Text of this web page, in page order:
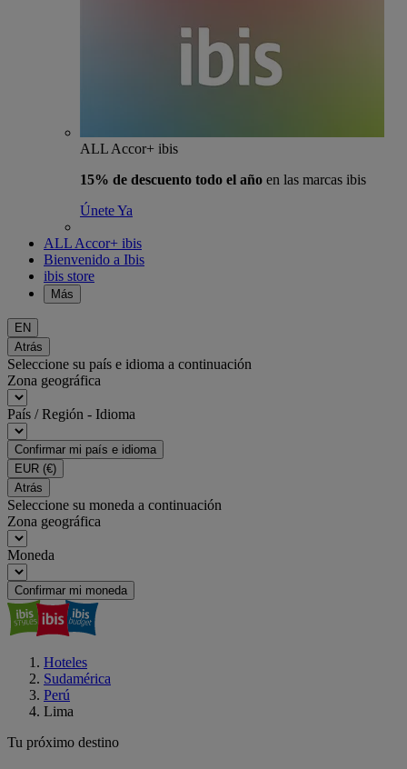
ALL Accor+ ibis
15% de descuento todo el año en las marcas ibis
Únete Ya
ALL Accor+ ibis
Bienvenido a Ibis
ibis store
Más
EN
Atrás
Seleccione su país e idioma a continuación
Zona geográfica
País / Región - Idioma
Confirmar mi país e idioma
EUR (€)
Atrás
Seleccione su moneda a continuación
Zona geográfica
Moneda
Confirmar mi moneda
Hoteles
Sudamérica
Perú
Lima
Tu próximo destino